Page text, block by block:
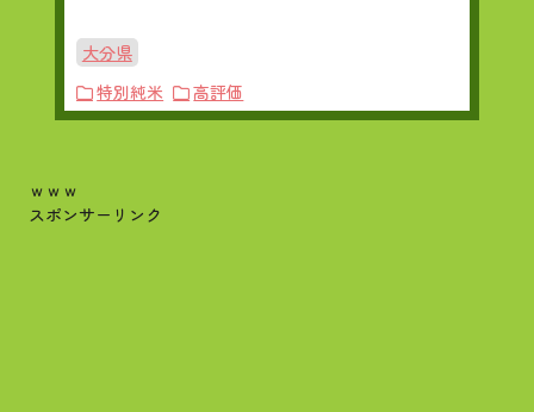
大分県
特別純米
高評価
ｗｗｗ
スポンサーリンク